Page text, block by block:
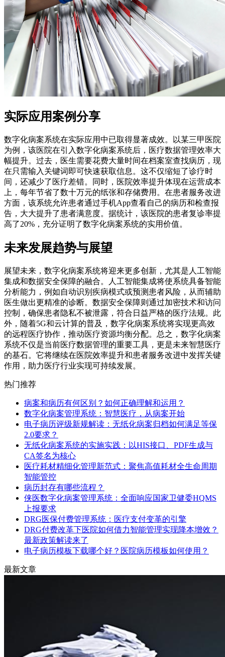
实际应用案例分享
数字化病案系统在实际应用中已取得显著成效。以某三甲医院
为例，该医院在引入数字化病案系统后，医疗数据管理效率大
幅提升。过去，医生需要花费大量时间在档案室查找病历，现
在只需输入关键词即可快速获取信息。这不仅缩短了诊疗时
间，还减少了医疗差错。同时，医院效率提升体现在运营成本
上，每年节省了数十万元的纸张和存储费用。在患者服务改进
方面，该系统允许患者通过手机App查看自己的病历和检查报
告，大大提升了患者满意度。据统计，该医院的患者复诊率提
高了20%，充分证明了数字化病案系统的实用价值。
未来发展趋势与展望
展望未来，数字化病案系统将迎来更多创新，尤其是人工智能
集成和数据安全保障的融合。人工智能集成将使系统具备智能
分析能力，例如自动识别疾病模式或预测患者风险，从而辅助
医生做出更精准的诊断。数据安全保障则通过加密技术和访问
控制，确保患者隐私不被泄露，符合日益严格的医疗法规。此
外，随着5G和云计算的普及，数字化病案系统将实现更高效
的远程医疗协作，推动医疗资源均衡分配。总之，数字化病案
系统不仅是当前医疗数据管理的重要工具，更是未来智慧医疗
的基石。它将继续在医院效率提升和患者服务改进中发挥关键
作用，助力医疗行业实现可持续发展。
热门推荐
病案和病历有何区别？如何正确理解和运用？
数字化病案管理系统：智慧医疗，从病案开始
电子病历评级新规解读：无纸化病案归档如何满足等保
2.0要求？
无纸化病案系统的实施实践：以HIS接口、PDF生成与
CA签名为核心
医疗耗材精细化管理新范式：聚焦高值耗材全生命周期
智能管控
病历封存有哪些流程？
侠医数字化病案管理系统：全面响应国家卫健委HQMS
上报要求
DRG医保付费管理系统：医疗支付变革的引擎
DRG付费改革下医院如何借力智能管理实现降本增效？
最新政策解读来了
电子病历模板下载哪个好？医院病历模板如何使用？
最新文章